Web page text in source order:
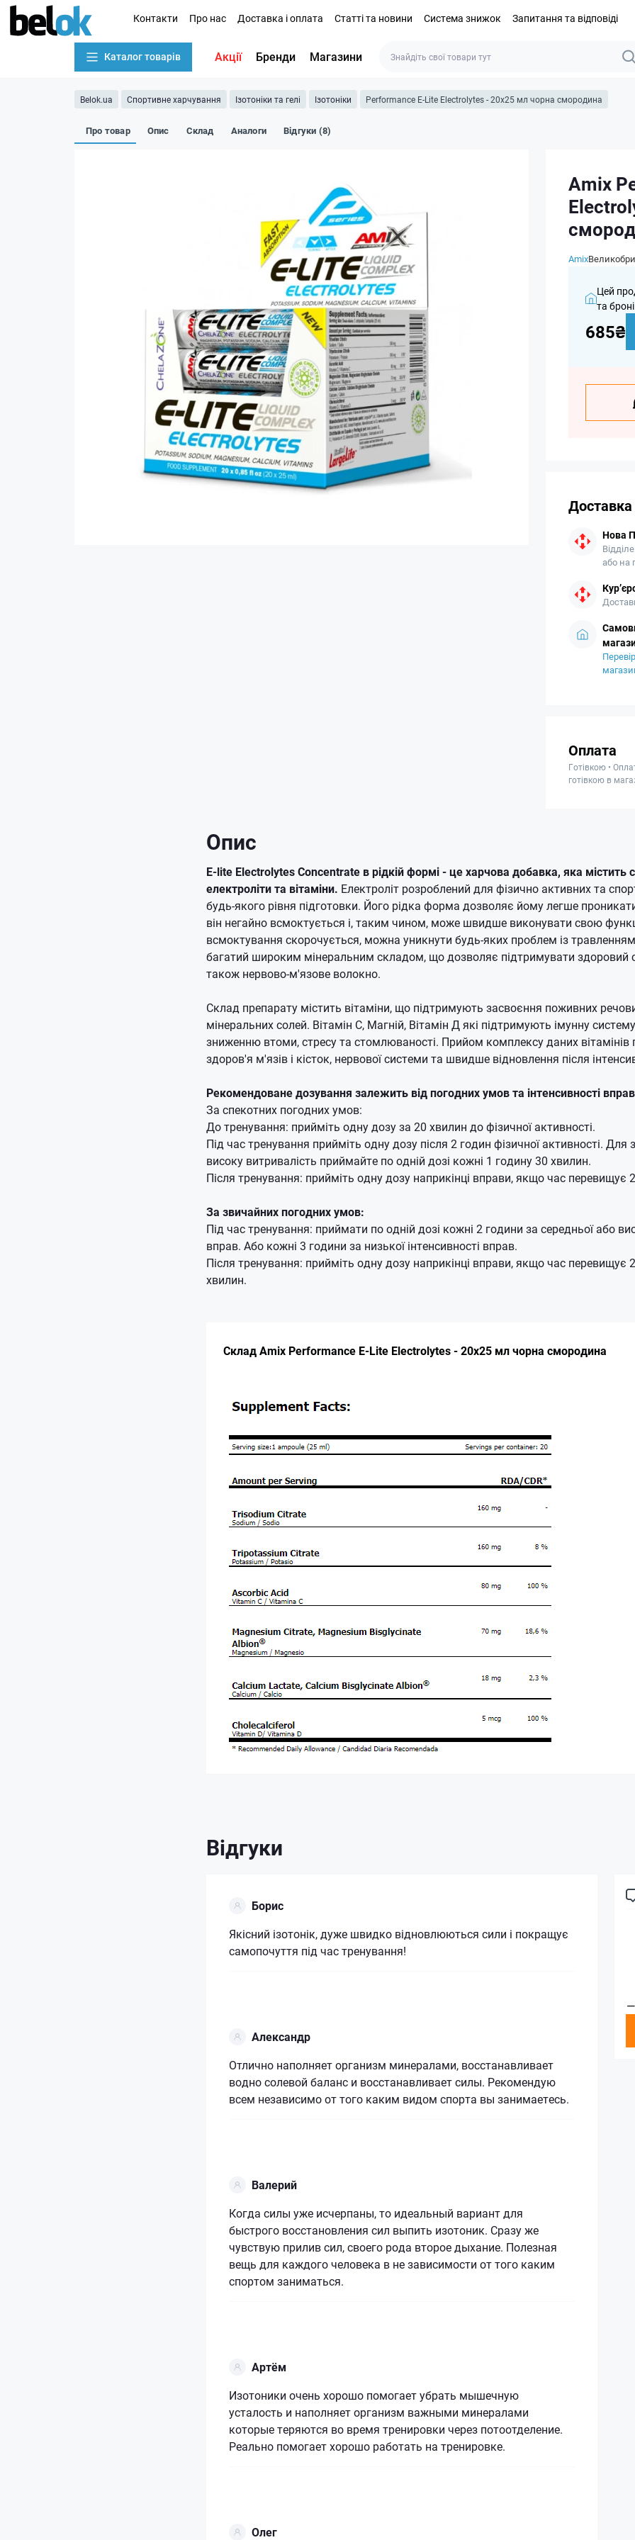
Контакти Про нас Доставка і оплата Статті та новини Система знижок Запитання та відповіді
Каталог товарів Акції Бренди Магазини
Belok.ua Спортивне харчування Ізотоніки та гелі Ізотоніки Performance E-Lite Electrolytes - 20x25 мл чорна смородина
Про товар Опис Склад Аналоги Відгуки (8)
Amix
Amix
Цей
та
685₴
Доставка
Нова
або на
Оплата
Готівкою •
готівкою в
Опис
E-lite Electrolytes Concentrate в рідкій формі - це харчова добавка, яка містить
електроліти та вітаміни. Електроліт розроблений для фізично активних та
будь-якого рівня підготовки. Його рідка форма дозволяє йому легше
він негайно всмоктується і, таким чином, може швидше виконувати свою
всмоктування скорочується, можна уникнути будь-яких проблем із
багатий широким мінеральним складом, що дозволяє підтримувати здоровий
також нервово-м'язове волокно.
Склад препарату містить вітаміни, що підтримують засвоєння поживних
мінеральних солей. Вітамін С, Магній, Вітамін Д які підтримують імунну
зниженню втоми, стресу та стомлюваності. Прийом комплексу даних вітамінів
здоров'я м'язів і кісток, нервової системи та швидше відновлення після
Рекомендоване дозування залежить від погодних умов та інтенсивності
За спекотних погодних умов:
До тренування: прийміть одну дозу за 20 хвилин до фізичної активності.
Під час тренування прийміть одну дозу після 2 годин фізичної активності. Для
високу витривалість приймайте по одній дозі кожні 1 годину 30 хвилин.
Після тренування: прийміть одну дозу наприкінці вправи, якщо час перевищує
За звичайних погодних умов:
Під час тренування: приймати по одній дозі кожні 2 години за середньої або
вправ. Або кожні 3 години за низької інтенсивності вправ.
Після тренування: прийміть одну дозу наприкінці вправи, якщо час перевищує
хвилин.
Склад Amix Performance E-Lite Electrolytes - 20x25 мл чорна смородина
Відгуки
Борис
Якісний ізотонік, дуже швидко відновлюються сили і покращує
самопочуття під час тренування!
Александр
Отлично наполняет организм минералами, восстанавливает
водно солевой баланс и восстанавливает силы. Рекомендую
всем независимо от того каким видом спорта вы занимаетесь.
Валерий
Когда силы уже исчерпаны, то идеальный вариант для
быстрого восстановления сил выпить изотоник. Сразу же
чувствую прилив сил, своего рода второе дыхание. Полезная
вещь для каждого человека в не зависимости от того каким
спортом заниматься.
Артём
Изотоники очень хорошо помогает убрать мышечную
усталость и наполняет организм важными минералами
которые теряются во время тренировки через потоотделение.
Реально помогает хорошо работать на тренировке.
Олег